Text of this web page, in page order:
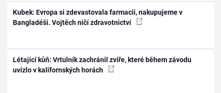
Kubek: Evropa si zdevastovala farmacii, nakupujeme v
Bangladéši. Vojtěch ničí zdravotnictví
Létající kůň: Vrtulník zachránil zvíře, které během závodu
uvízlo v kalifornských horách